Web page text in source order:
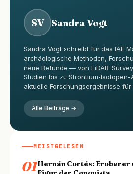
SV Sandra Vogt
Sandra Vogt schreibt für das IAE
archäologische Methoden,
neue Befunde — von LiDAR-
Studien bis zu Strontium-Isotopen-
aktuelle Forschungsergebnisse
Alle Beiträge →
MEISTGELESEN
01Hernán Cortés: Eroberer